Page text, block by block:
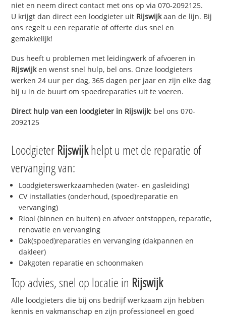
niet en neem direct contact met ons op via 070-2092125.
U krijgt dan direct een loodgieter uit Rijswijkaan de lijn. Bij
ons regelt u een reparatie of offerte dus snel en
gemakkelijk!
Dus heeft u problemen met leidingwerk of afvoeren in
Rijswijken wenst snel hulp, bel ons. Onze loodgieters
werken 24 uur per dag, 365 dagen per jaar en zijn elke dag
bij u in de buurt om spoedreparaties uit te voeren.
Direct hulp van een loodgieter in Rijswijk: bel ons 070-
2092125
Loodgieter Rijswijkhelpt u met de reparatie of
vervanging van:
Loodgieterswerkzaamheden (water- en gasleiding)
CV installaties (onderhoud, (spoed)reparatie en
vervanging)
Riool (binnen en buiten) en afvoer ontstoppen, reparatie,
renovatie en vervanging
Dak(spoed)reparaties en vervanging (dakpannen en
dakleer)
Dakgoten reparatie en schoonmaken
Top advies, snel op locatie in Rijswijk
Alle loodgieters die bij ons bedrijf werkzaam zijn hebben
kennis en vakmanschap en zijn professioneel en goed